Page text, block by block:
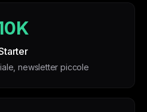
newsletter piccole